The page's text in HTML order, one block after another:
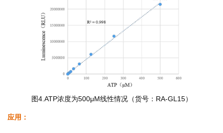
图4.ATP浓度为500μM线性情况（货号：RA-GL15）
应用：